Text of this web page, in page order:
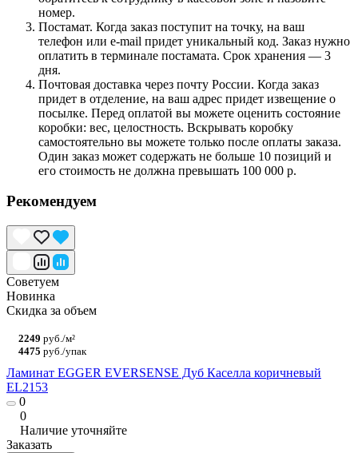
номер.
Постамат. Когда заказ поступит на точку, на ваш
телефон или e-mail придет уникальный код. Заказ нужно
оплатить в терминале постамата. Срок хранения — 3
дня.
Почтовая доставка через почту России. Когда заказ
придет в отделение, на ваш адрес придет извещение о
посылке. Перед оплатой вы можете оценить состояние
коробки: вес, целостность. Вскрывать коробку
самостоятельно вы можете только после оплаты заказа.
Один заказ может содержать не больше 10 позиций и
его стоимость не должна превышать 100 000 р.
Рекомендуем
Советуем
Новинка
Скидка за объем
2249 руб./м²
4475 руб./упак
Ламинат EGGER EVERSENSE Дуб Каселла коричневый
EL2153
0
0
Наличие уточняйте
Заказать